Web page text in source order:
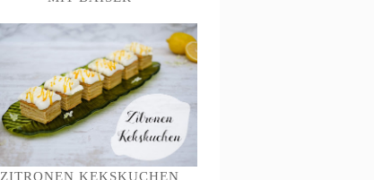
ZITRONEN KEKSKUCHEN